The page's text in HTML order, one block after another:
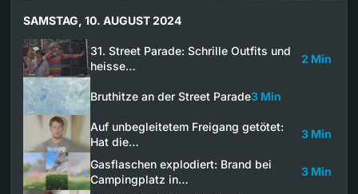
SAMSTAG, 10. AUGUST 2024
31. Street Parade: Schrille Outfits und
heisse…
2 Min
Bruthitze an der Street Parade3 Min
Auf unbegleitetem Freigang getötet:
Hat die…
3 Min
Gasflaschen explodiert: Brand bei
Campingplatz in…
3 Min